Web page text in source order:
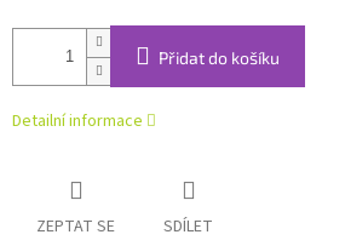
Přidat do košíku
Detailní informace
ZEPTAT SE SDÍLET